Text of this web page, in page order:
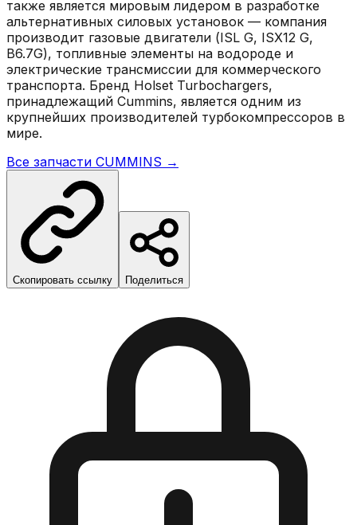
также является мировым лидером в разработке
альтернативных силовых установок — компания
производит газовые двигатели (ISL G, ISX12 G,
B6.7G), топливные элементы на водороде и
электрические трансмиссии для коммерческого
транспорта. Бренд Holset Turbochargers,
принадлежащий Cummins, является одним из
крупнейших производителей турбокомпрессоров в
мире.
Все запчасти CUMMINS →
Скопировать ссылку Поделиться